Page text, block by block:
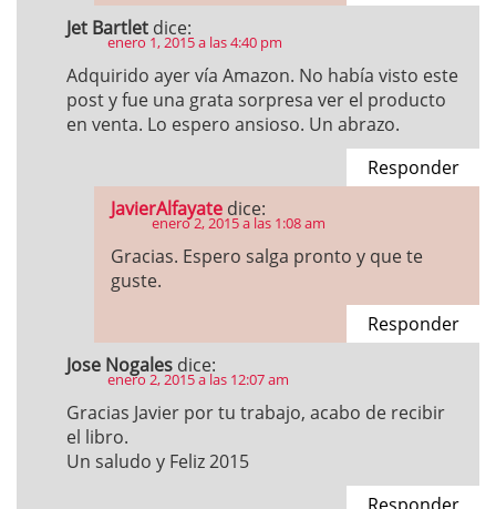
Jet Bartlet dice:
enero 1, 2015 a las 4:40 pm
Adquirido ayer vía Amazon. No había visto este
post y fue una grata sorpresa ver el producto
en venta. Lo espero ansioso. Un abrazo.
Responder
JavierAlfayate dice:
enero 2, 2015 a las 1:08 am
Gracias. Espero salga pronto y que te
guste.
Responder
Jose Nogales dice:
enero 2, 2015 a las 12:07 am
Gracias Javier por tu trabajo, acabo de recibir
el libro.
Un saludo y Feliz 2015